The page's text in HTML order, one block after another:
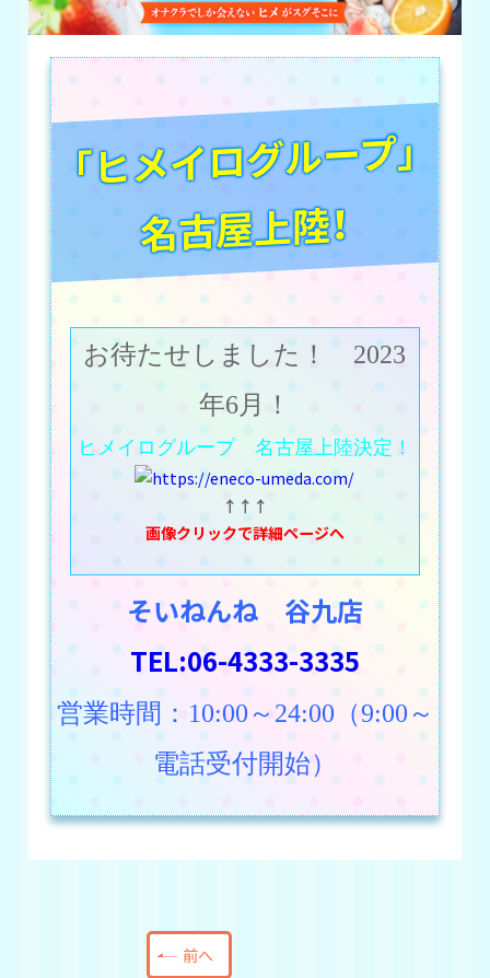
「ヒメイログループ」
名古屋上陸！
お待たせしました！ 2023
年6月！
ヒメイログループ 名古屋上陸決定！
↑↑↑
画像クリックで詳細ページへ
そいねんね 谷九店
TEL:06-4333-3335
営業時間：10:00～24:00（9:00～
電話受付開始）
前へ